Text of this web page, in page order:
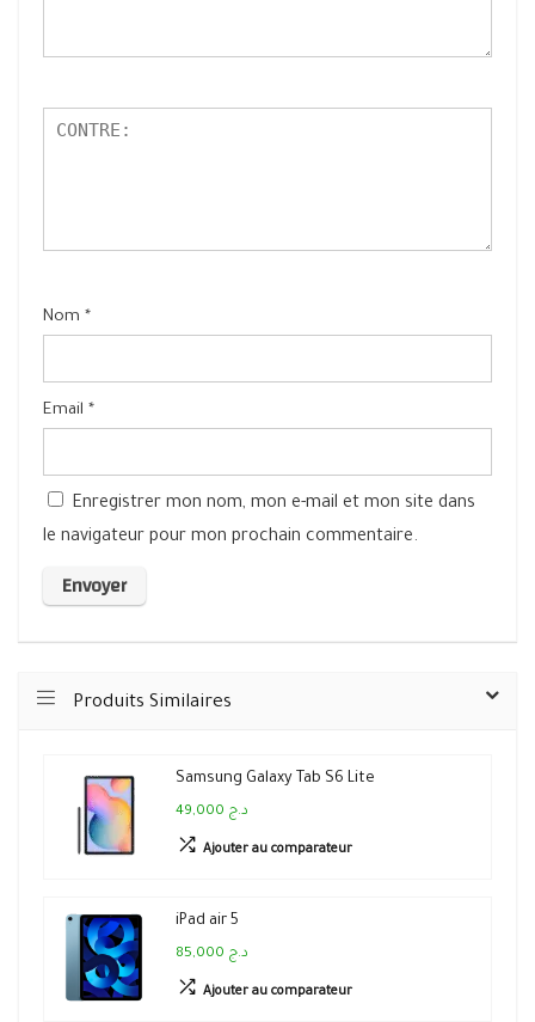
Nom *
Email *
Enregistrer mon nom, mon e-mail et mon site dans
le navigateur pour mon prochain commentaire.
Produits Similaires
Samsung Galaxy Tab S6 Lite
49,000 د.ج
Ajouter au comparateur
iPad air 5
85,000 د.ج
Ajouter au comparateur